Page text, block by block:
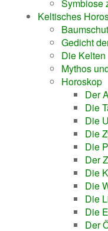
Symbiose
Keltisches
Gedicht
Die Kelten
Mythos
Horoskop
Der
Die
Die
Die
Die
Der
Die
Die
Die
Die
Der